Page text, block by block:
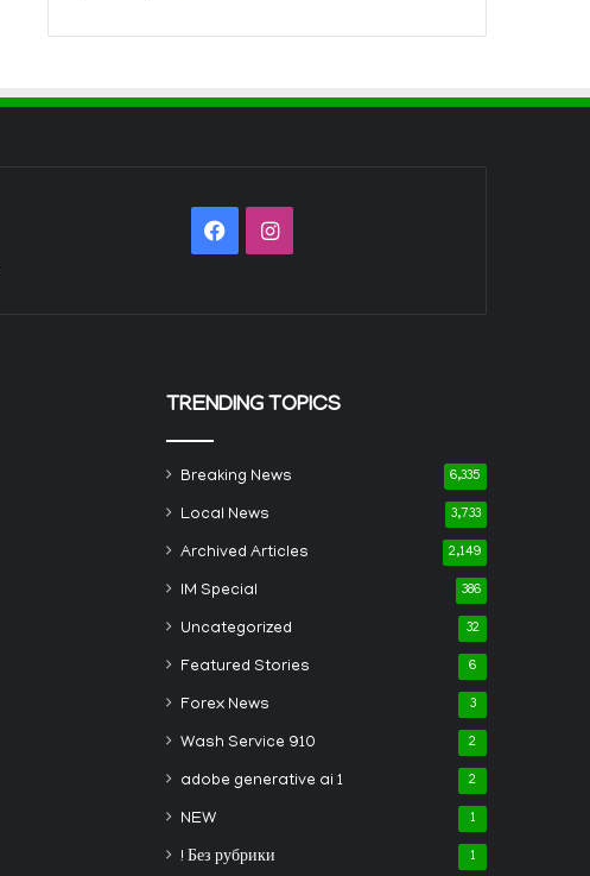
FacebookInstagram
TRENDING TOPICS
Breaking News 6,335
Local News 3,733
Archived Articles 2,149
IM Special 386
Uncategorized 32
Featured Stories 6
Forex News 3
Wash Service 910 2
adobe generative ai 1 2
NEW 1
! Без рубрики 1